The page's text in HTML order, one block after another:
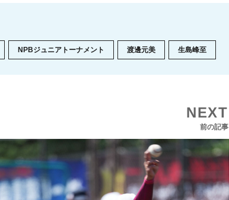
NPBジュニアトーナメント 渡邊元美 生島峰至
NEXT
前の記事